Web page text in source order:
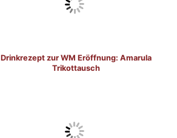
Drinkrezept zur WM Eröffnung: Amarula
Trikottausch